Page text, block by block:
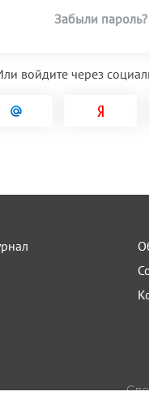
Забыли пароль?
войдите через